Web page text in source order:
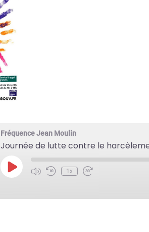
Fréquence Jean Moulin
Journée de lutte contre le
Play
Episode
1x